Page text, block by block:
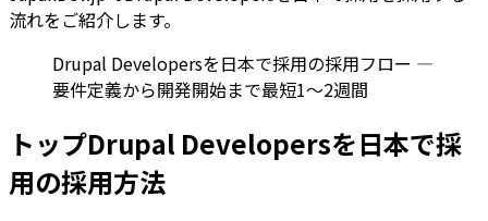
流れをご紹介します。
Drupal Developersを日本で採用の採用フロー —
要件定義から開発開始まで最短1〜2週間
トップDrupal Developersを日本で採
用の採用方法